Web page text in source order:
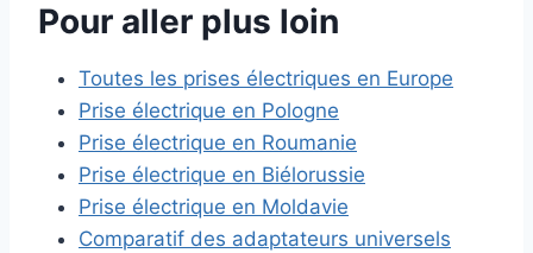
Pour aller plus loin
Toutes les prises électriques en Europe
Prise électrique en Pologne
Prise électrique en Roumanie
Prise électrique en Biélorussie
Prise électrique en Moldavie
Comparatif des adaptateurs universels